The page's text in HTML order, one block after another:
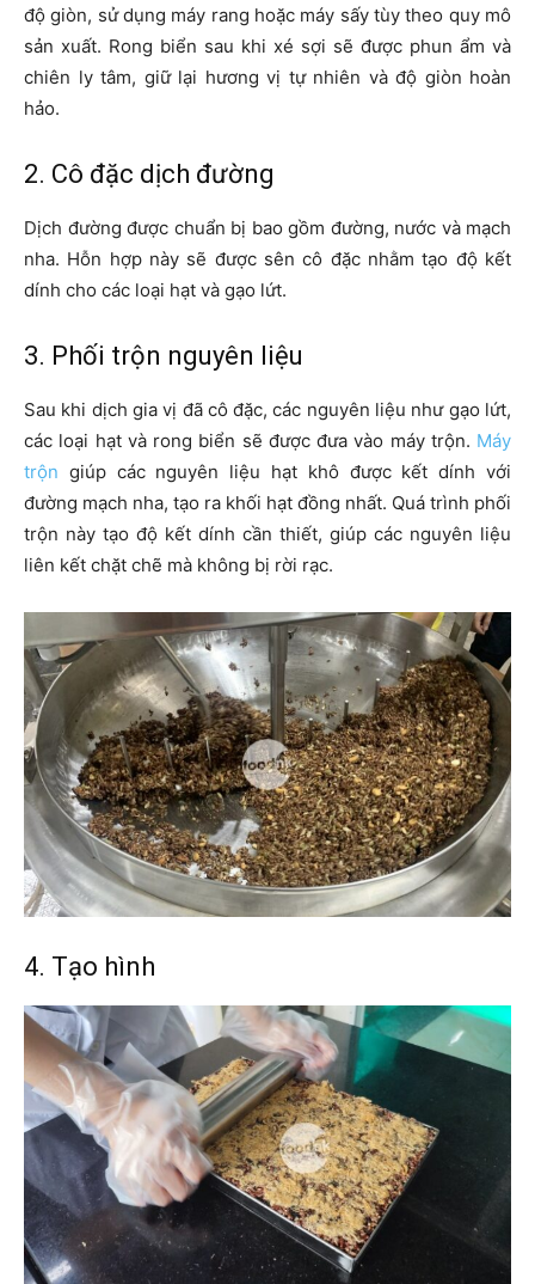
độ giòn, sử dụng máy rang hoặc máy sấy tùy theo quy mô
sản xuất. Rong biển sau khi xé sợi sẽ được phun ẩm và
chiên ly tâm, giữ lại hương vị tự nhiên và độ giòn hoàn
hảo.
2. Cô đặc dịch đường
Dịch đường được chuẩn bị bao gồm đường, nước và mạch
nha. Hỗn hợp này sẽ được sên cô đặc nhằm tạo độ kết
dính cho các loại hạt và gạo lứt.
3. Phối trộn nguyên liệu
Sau khi dịch gia vị đã cô đặc, các nguyên liệu như gạo lứt,
các loại hạt và rong biển sẽ được đưa vào máy trộn. Máy
trộn giúp các nguyên liệu hạt khô được kết dính với
đường mạch nha, tạo ra khối hạt đồng nhất. Quá trình phối
trộn này tạo độ kết dính cần thiết, giúp các nguyên liệu
liên kết chặt chẽ mà không bị rời rạc.
4. Tạo hình